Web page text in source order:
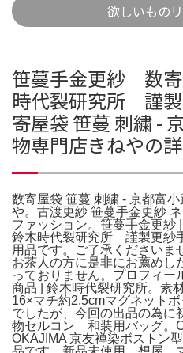
欲しいもの
笹蔓手金更紗 数
時代裂研究所 謹
寄屋袋 笹蔓 刺繍 -
物専門店きねやの
数寄屋袋 笹蔓 刺繍 - 京都富
や。古渡更紗 笹蔓手金更紗
ファッション。笹蔓手金更
鈴木時代裂研究所 謹製更紗
用品です。ご了承くださいま
お茶人の方に是非にお薦めし
っておりません。プロフィー
商品 | 鈴木時代裂研究所。素
16×マチ約2.5cmマグネット
でしたが、今回の出品の為に
物セルコン 和装用バッグ。
OKAJIMA 京友禅染ボストン